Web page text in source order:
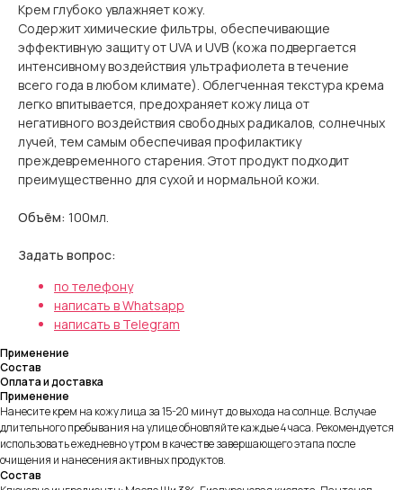
Крем глубоко увлажняет кожу.
Содержит химические фильтры, обеспечивающие
эффективную защиту от UVA и UVB (кожа подвергается
интенсивному воздействия ультрафиолета в течение
всего года в любом климате). Облегченная текстура крема
легко впитывается, предохраняет кожу лица от
негативного воздействия свободных радикалов, солнечных
лучей, тем самым обеспечивая профилактику
преждевременного старения. Этот продукт подходит
преимущественно для сухой и нормальной кожи.
Объём: 100мл.
Задать вопрос:
по телефону
написать в Whatsapp
написать в Telegram
Применение
Состав
Оплата и доставка
Применение
Нанесите крем на кожу лица за 15-20 минут до выхода на солнце. В случае
длительного пребывания на улице обновляйте каждые 4 часа. Рекомендуется
использовать ежедневно утром в качестве завершающего этапа после
очищения и нанесения активных продуктов.
Состав